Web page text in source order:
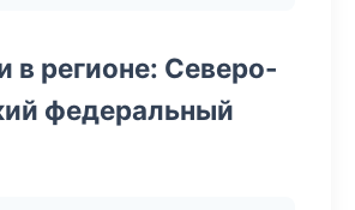
в регионе: Северо-
федеральный